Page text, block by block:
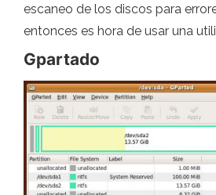
escaneo de los discos para
entonces es hora de usar una
Gpartado